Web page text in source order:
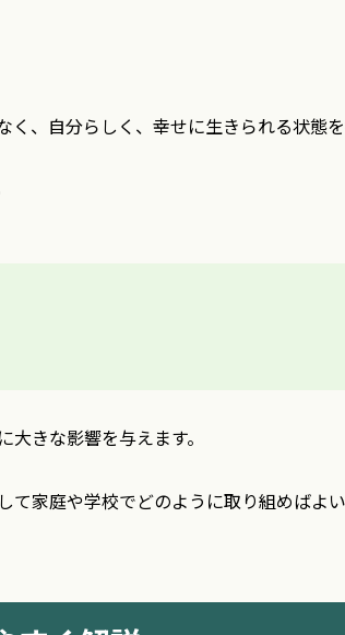
、自分らしく、幸せに生きられる状態を
きな影響を与えます。
家庭や学校でどのように取り組めばよ